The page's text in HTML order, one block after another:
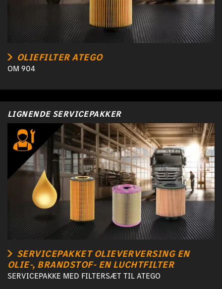
OLIEFILTER ATEGO
OM 904
LIGNENDE SERVICEPAKKER
SERVICEPAKKET OLIEVERVERSING EN
OLIE-, BRANDSTOF- EN LUCHTFILTER
SERVICEPAKKE MED FILTERSÆT TIL ATEGO